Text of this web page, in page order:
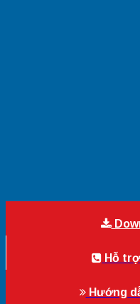
Hỗ
Hướng